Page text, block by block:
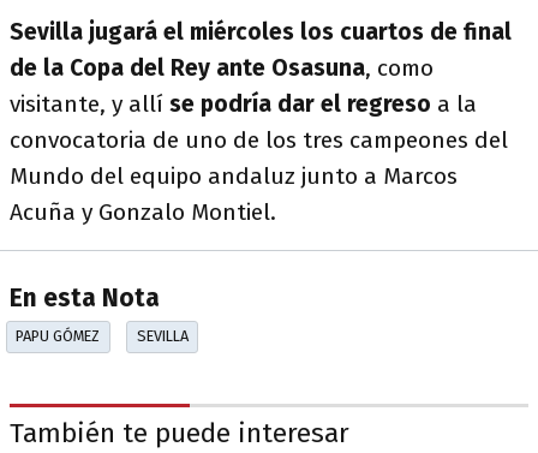
Sevilla jugará el miércoles los cuartos de final
de la Copa del Rey ante Osasuna, como
visitante, y allí se podría dar el regreso a la
convocatoria de uno de los tres campeones del
Mundo del equipo andaluz junto a Marcos
Acuña y Gonzalo Montiel.
En esta Nota
PAPU GÓMEZ SEVILLA
También te puede interesar